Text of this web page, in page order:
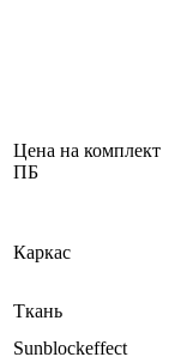
Цена на комплект
ПБ
Каркас
Ткань
Sunblockeffect